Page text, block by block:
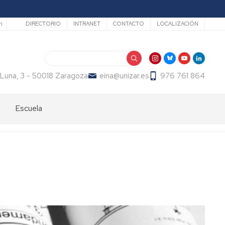
Secundario
DIRECTORIO INTRANET CONTACTO LOCALIZACIÓN
3 - 50018 Zaragoza eina@unizar.es 976 761 864
Escuela
áreas